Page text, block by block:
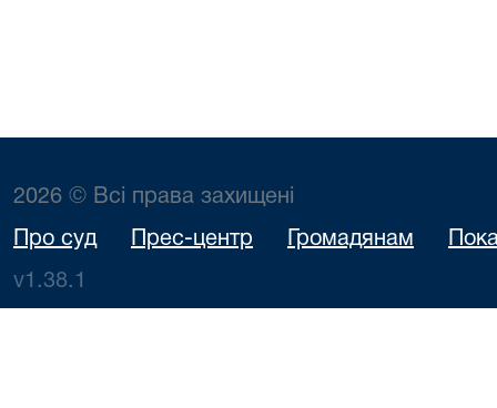
2026 © Всі права захищені
Про суд Прес-центр Громадянам
v1.38.1